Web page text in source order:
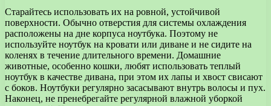
Старайтесь использовать их на ровной, устойчивой
поверхности. Обычно отверстия для системы охлаждения
расположены на дне корпуса ноутбука. Поэтому не
используйте ноутбук на кровати или диване и не сидите на
коленях в течение длительного времени. Домашние
животные, особенно кошки, любят использовать теплый
ноутбук в качестве дивана, при этом их лапы и хвост свисают
с боков. Ноутбуки регулярно засасывают внутрь волосы и пух.
Наконец, не пренебрегайте регулярной влажной уборкой